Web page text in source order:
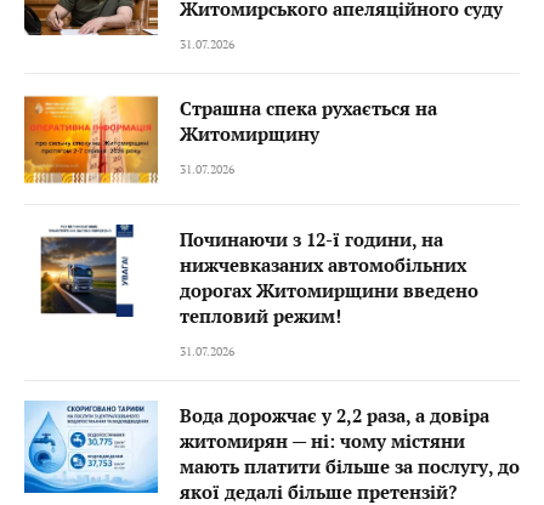
Житомирського апеляційного суду
31.07.2026
Страшна спека рухається на
Житомирщину
31.07.2026
Починаючи з 12-ї години, на
нижчевказаних автомобільних
дорогах Житомирщини введено
тепловий режим!
31.07.2026
Вода дорожчає у 2,2 раза, а довіра
житомирян — ні: чому містяни
мають платити більше за послугу, до
якої дедалі більше претензій?